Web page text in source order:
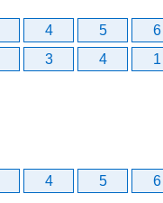
4 5 6
3 4 1
4 5 6